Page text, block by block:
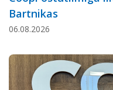
Bartnikas
06.08.2026